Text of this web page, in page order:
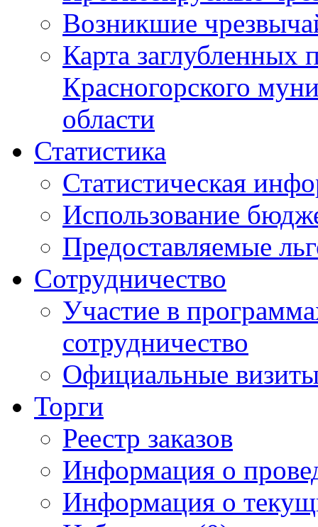
Возникшие
Карта
Красногорского
области
Статистика
Статистическая
Использование
Предоставляемые
Сотрудничество
Участие в
сотрудничество
Официальные
Торги
Реестр заказов
Информация о
Информация о